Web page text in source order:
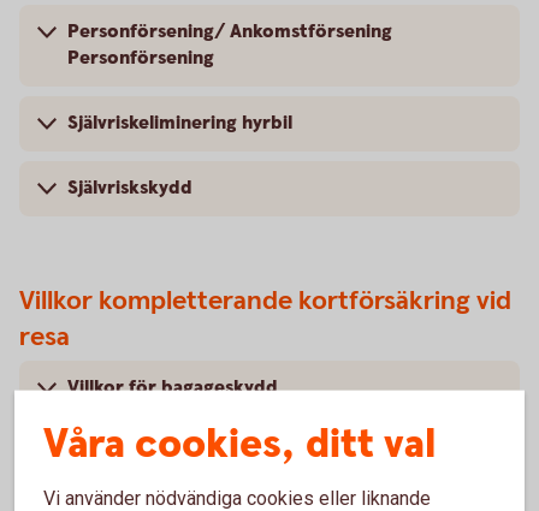
Personförsening/ Ankomstförsening
Personförsening
Självriskeliminering hyrbil
Självriskskydd
Villkor kompletterande kortförsäkring vid
resa
Villkor för bagageskydd
Villkor för akut sjukdom och olycksfall
Våra cookies, ditt val
Vi använder nödvändiga cookies eller liknande